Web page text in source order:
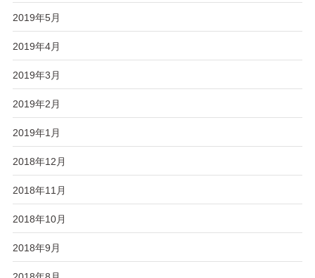
2019年5月
2019年4月
2019年3月
2019年2月
2019年1月
2018年12月
2018年11月
2018年10月
2018年9月